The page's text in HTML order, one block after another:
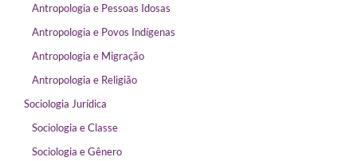
Antropologia e Pessoas Idosas
Antropologia e Povos Indígenas
Antropologia e Migração
Antropologia e Religião
Sociologia Jurídica
Sociologia e Classe
Sociologia e Gênero